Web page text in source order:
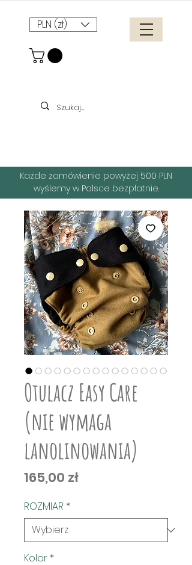
PLN (zł)
Każde zamówienie powyżej 500 PLN
wyślemy w Polsce bezpłatnie.
Otulacz Easy Care
(nie wymaga
lanolinowania)
165,00 złCena
ROZMIAR *
Kolor *